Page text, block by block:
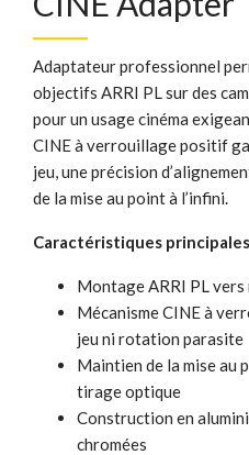
Adaptateur professionnel
objectifs ARRI PL sur des
pour un usage cinéma
CINE à verrouillage positif
jeu, une précision
de la mise au point à l’infini.
Caractéristiques principales
Montage ARRI PL
Mécanisme CINE à
jeu ni rotation parasite
Maintien de la mise au
tirage optique
Construction en
chromées